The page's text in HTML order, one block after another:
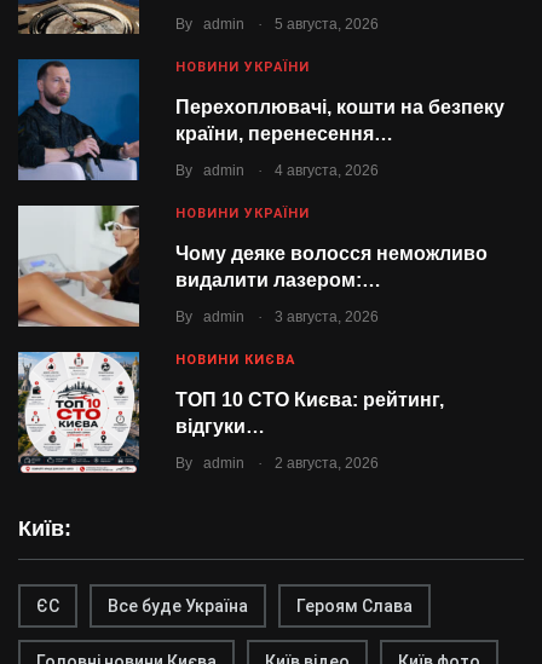
By admin . 5 августа, 2026
НОВИНИ УКРАЇНИ
Перехоплювачі, кошти на безпеку
країни, перенесення…
By admin . 4 августа, 2026
НОВИНИ УКРАЇНИ
Чому деяке волосся неможливо
видалити лазером:…
By admin . 3 августа, 2026
НОВИНИ КИЄВА
ТОП 10 СТО Києва: рейтинг,
відгуки…
By admin . 2 августа, 2026
Київ:
ЄС Все буде Україна Героям Слава